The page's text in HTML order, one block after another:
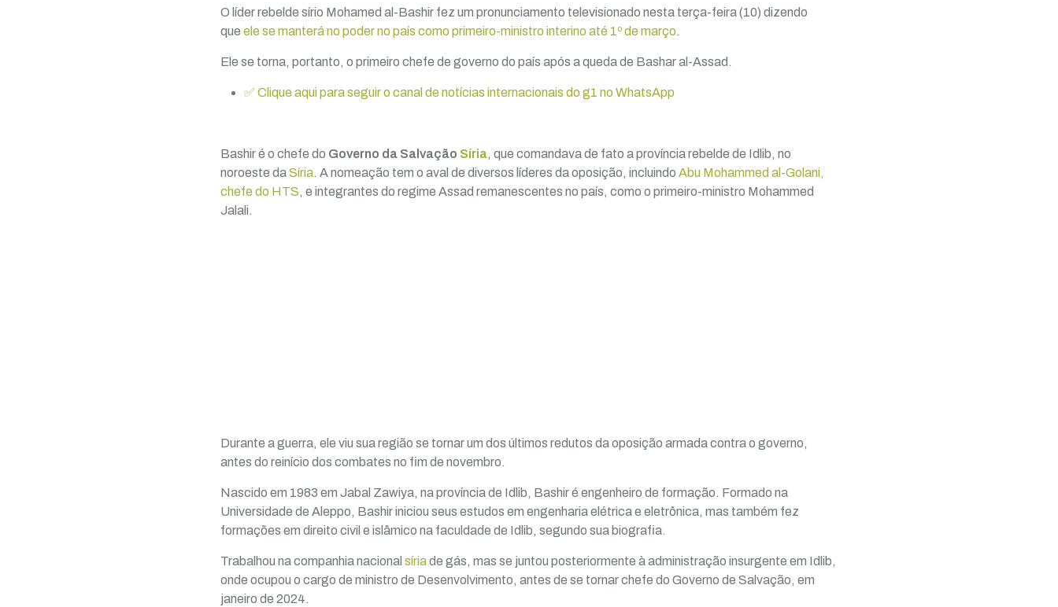
O líder rebelde sírio Mohamed al-Bashir fez um pronunciamento televisionado nesta terça-feira (10) dizendo
que ele se manterá no poder no país como primeiro-ministro interino até 1º de março.
Ele se torna, portanto, o primeiro chefe de governo do país após a queda de Bashar al-Assad.
✅ Clique aqui para seguir o canal de notícias internacionais do g1 no WhatsApp
Bashir é o chefe do Governo da Salvação Síria, que comandava de fato a província rebelde de Idlib, no
noroeste daSíria. A nomeação tem o aval de diversos líderes da oposição, incluindo Abu Mohammed al-Golani,
chefe do HTS, e integrantes do regime Assad remanescentes no país, como o primeiro-ministro Mohammed
Jalali.
Durante a guerra, ele viu sua região se tornar um dos últimos redutos da oposição armada contra o governo,
antes do reinício dos combates no fim de novembro.
Nascido em 1983 em Jabal Zawiya, na província de Idlib, Bashir é engenheiro de formação. Formado na
Universidade de Aleppo, Bashir iniciou seus estudos em engenharia elétrica e eletrônica, mas também fez
formações em direito civil e islâmico na faculdade de Idlib, segundo sua biografia.
Trabalhou na companhia nacional síriade gás, mas se juntou posteriormente à administração insurgente em Idlib,
onde ocupou o cargo de ministro de Desenvolvimento, antes de se tornar chefe do Governo de Salvação, em
janeiro de 2024.